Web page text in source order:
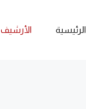
الرئيسية الأرشيف